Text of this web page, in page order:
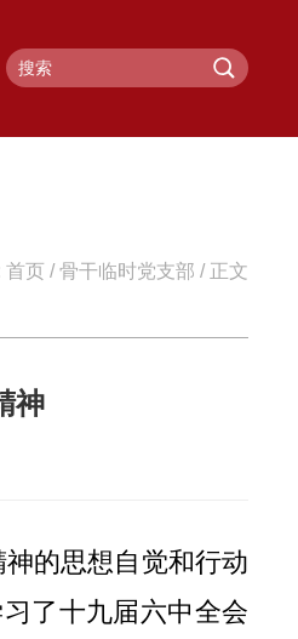
首页 /骨干临时党支部 / 正文
神
的思想自觉和行动
了十九届六中全会